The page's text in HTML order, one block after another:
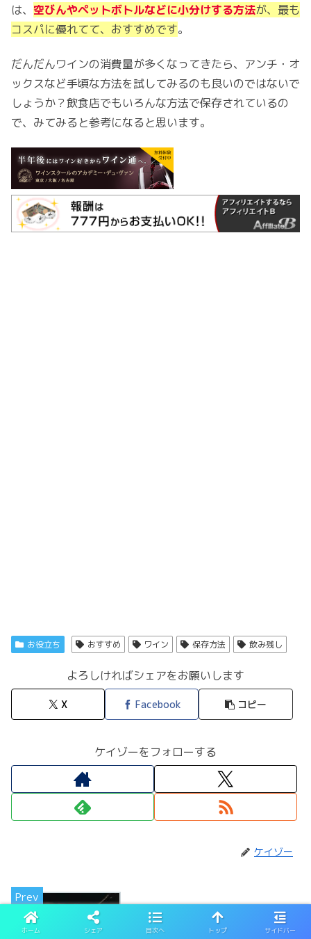
は、 空びんやペットボトルなどに小分けする方法が、最も
コスパに優れてて、おすすめです。
だんだんワインの消費量が多くなってきたら、アンチ・オ
ックスなど手頃な方法を試してみるのも良いのではないで
しょうか？飲食店でもいろんな方法で保存されているの
で、みてみると参考になると思います。
お役立ち おすすめ ワイン 保存方法 飲み残し
よろしければシェアをお願いします
X Facebook コピー
ケイゾーをフォローする
ケイゾー
【シャンパーニュに匹敵!!】スパークリン
ホーム シェア 目次へ トップ サイドバー